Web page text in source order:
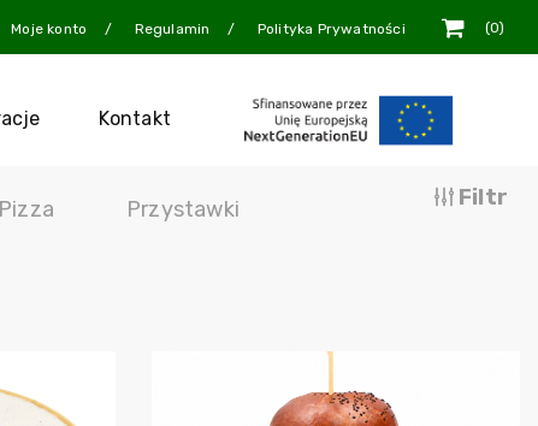
0
Moje konto Regulamin Polityka Prywatności
Kontakt
Filtr
Pizza Przystawki